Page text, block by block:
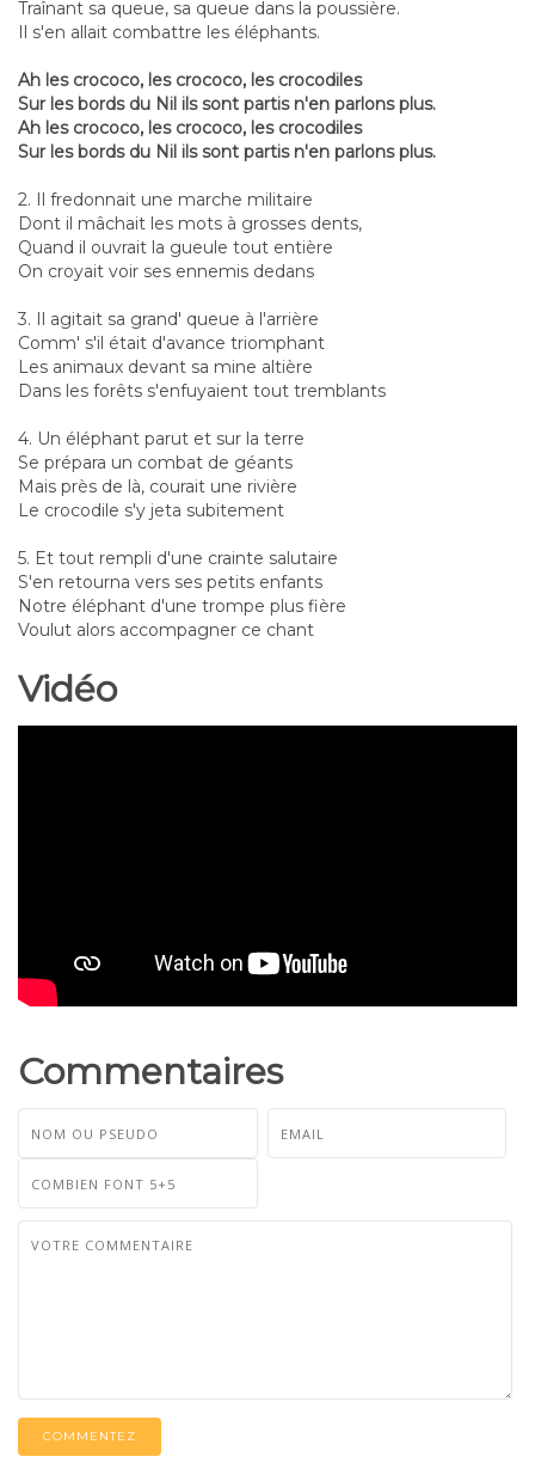
Traînant sa queue, sa queue dans la poussière.
Il s'en allait combattre les éléphants.
Ah les crococo, les crococo, les crocodiles
Sur les bords du Nil ils sont partis n'en parlons plus.
Ah les crococo, les crococo, les crocodiles
Sur les bords du Nil ils sont partis n'en parlons plus.
2. Il fredonnait une marche militaire
Dont il mâchait les mots à grosses dents,
Quand il ouvrait la gueule tout entière
On croyait voir ses ennemis dedans
3. Il agitait sa grand' queue à l'arrière
Comm' s'il était d'avance triomphant
Les animaux devant sa mine altière
Dans les forêts s'enfuyaient tout tremblants
4. Un éléphant parut et sur la terre
Se prépara un combat de géants
Mais près de là, courait une rivière
Le crocodile s'y jeta subitement
5. Et tout rempli d'une crainte salutaire
S'en retourna vers ses petits enfants
Notre éléphant d'une trompe plus fière
Voulut alors accompagner ce chant
Vidéo
Commentaires
COMMENTEZ